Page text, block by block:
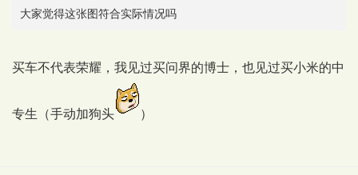
大家觉得这张图符合实际情况吗
买车不代表荣耀，我见过买问界的博士，也见过买小米的中
专生（手动加狗头 ）